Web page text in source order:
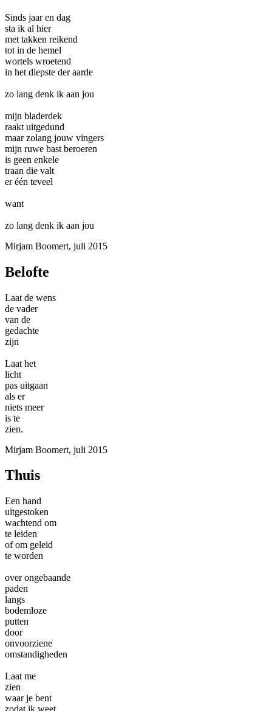
Sinds jaar en dag
sta ik al hier
met takken reikend
tot in de hemel
wortels wroetend
in het diepste der aarde
zo lang denk ik aan jou
mijn bladerdek
raakt uitgedund
maar zolang jouw vingers
mijn ruwe bast beroeren
is geen enkele
traan die valt
er één teveel
want
zo lang denk ik aan jou
Mirjam Boomert, juli 2015
Belofte
Laat de wens
de vader
van de
gedachte
zijn
Laat het
licht
pas uitgaan
als er
niets meer
is te
zien.
Mirjam Boomert, juli 2015
Thuis
Een hand
uitgestoken
wachtend om
te leiden
of om geleid
te worden
over ongebaande
paden
langs
bodemloze
putten
door
onvoorziene
omstandigheden
Laat me
zien
waar je bent